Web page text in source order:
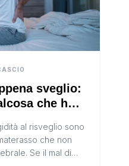
sveglio:
che hai
al risveglio sono
che non
Se il mal di